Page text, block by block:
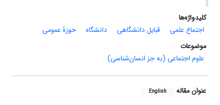
کلیدواژه‌ها
اجتماع علمی
قبایل دانشگاهی دانشگاه
حوزۀ عمومی
موضوعات
علوم اجتماعی (به جز انسان‌شناسی)
عنوان مقاله English